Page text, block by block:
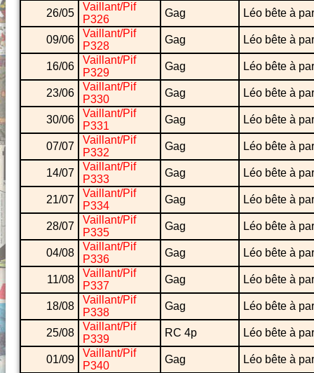
26/05
Vaillant/Pif
P326
Gag Léo bête à
09/06
Vaillant/Pif
P328
Gag Léo bête à
16/06
Vaillant/Pif
P329
Gag Léo bête à
23/06
Vaillant/Pif
P330
Gag Léo bête à
30/06
Vaillant/Pif
P331
Gag Léo bête à
07/07
Vaillant/Pif
P332
Gag Léo bête à
14/07
Vaillant/Pif
P333
Gag Léo bête à
21/07
Vaillant/Pif
P334
Gag Léo bête à
28/07
Vaillant/Pif
P335
Gag Léo bête à
04/08
Vaillant/Pif
P336
Gag Léo bête à
11/08
Vaillant/Pif
P337
Gag Léo bête à
18/08
Vaillant/Pif
P338
Gag Léo bête à
25/08
Vaillant/Pif
P339
RC 4p Léo bête à
01/09
Vaillant/Pif
P340
Gag Léo bête à